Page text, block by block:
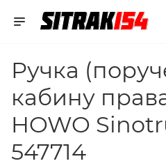
Ручка
кабину
HOWO
547714